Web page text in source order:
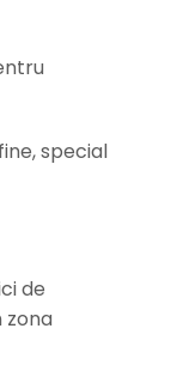
special
de